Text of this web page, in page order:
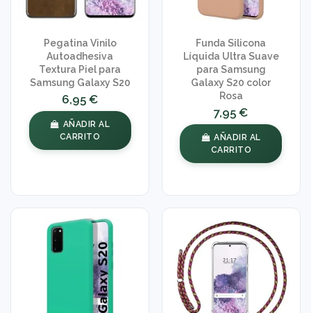
Pegatina Vinilo
Autoadhesiva
Textura Piel para
Samsung Galaxy S20
6,95 €
AÑADIR AL
CARRITO
Funda Silicona
Líquida Ultra Suave
para Samsung
Galaxy S20 color
Rosa
7,95 €
AÑADIR AL
CARRITO